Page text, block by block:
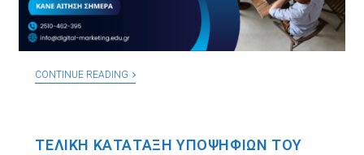
CONTINUE READING
ΤΕΛΙΚΗ ΚΑΤΑΤΑΞΗ ΥΠΟΨΗΦΙΩΝ ΤΟΥ